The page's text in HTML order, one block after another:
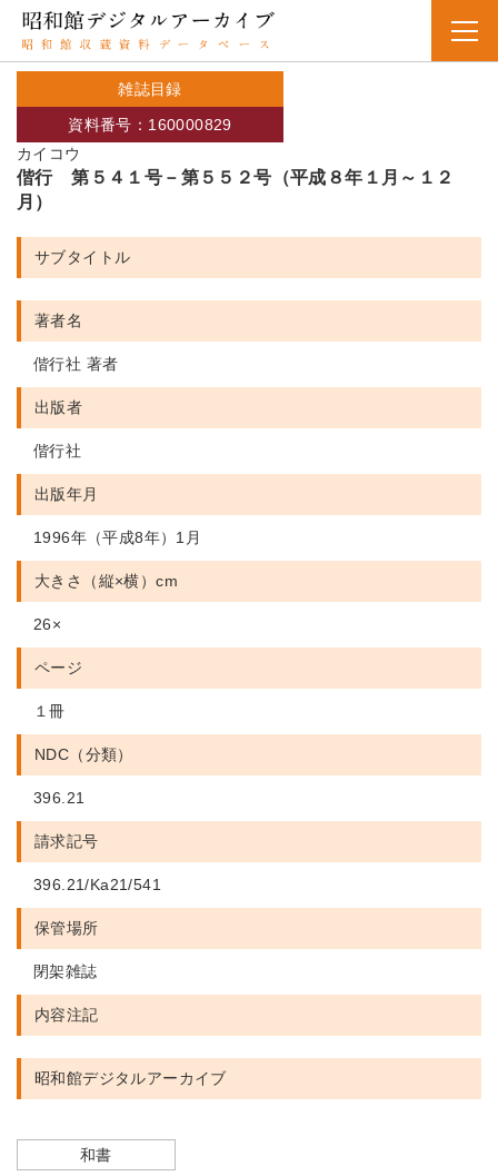
雑誌目録
カイコウ
資料番号：160000829
偕行 第５４１号－第５５２号（平成８年１月～１２
月）
サブタイトル
著者名
偕行社 著者
出版者
偕行社
出版年月
1996年（平成8年）1月
大きさ（縦×横）cm
26×
ページ
１冊
NDC（分類）
396.21
請求記号
396.21/Ka21/541
保管場所
閉架雑誌
内容注記
昭和館デジタルアーカイブ
和書